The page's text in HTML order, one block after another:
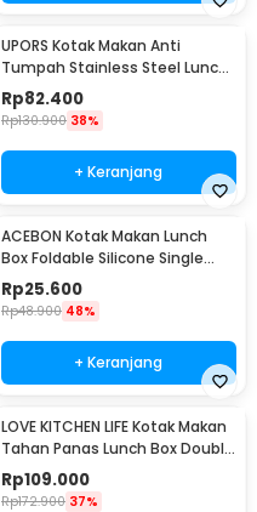
UPORS Kotak Makan Anti
Tumpah Stainless Steel Lunch
Box 4 Grid 1.5L - UP4
Rp82.400
Rp130.900 38%
+ Keranjang
ACEBON Kotak Makan Lunch
Box Foldable Silicone Single
Layer 550ml - ACB55
Rp25.600
Rp48.900 48%
+ Keranjang
LOVE KITCHEN LIFE Kotak Makan
Tahan Panas Lunch Box Double
Layer - YM8686/YM9645
Rp109.000
Rp172.900 37%